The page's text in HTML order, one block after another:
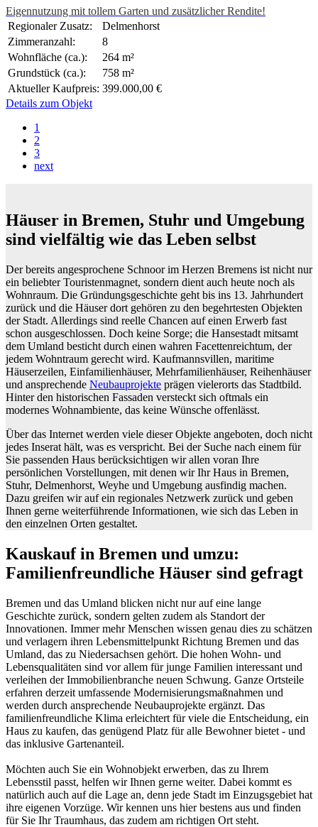
Eigennutzung mit tollem Garten und zusätzlicher Rendite!
Regionaler Zusatz:
Delmenhorst
Zimmeranzahl:
8
Wohnfläche (ca.):
264 m²
Grundstück (ca.):
758 m²
Aktueller Kaufpreis: 399.000,00 €
Details zum Objekt
1
2
3
next
Häuser in Bremen, Stuhr und Umgebung
sind vielfältig wie das Leben selbst
Der bereits angesprochene Schnoor im Herzen Bremens ist nicht nur
ein beliebter Touristenmagnet, sondern dient auch heute noch als
Wohnraum. Die Gründungsgeschichte geht bis ins 13. Jahrhundert
zurück und die Häuser dort gehören zu den begehrtesten Objekten
der Stadt. Allerdings sind reelle Chancen auf einen Erwerb fast
schon ausgeschlossen. Doch keine Sorge; die Hansestadt mitsamt
dem Umland besticht durch einen wahren Facettenreichtum, der
jedem Wohntraum gerecht wird. Kaufmannsvillen, maritime
Häuserzeilen, Einfamilienhäuser, Mehrfamilienhäuser, Reihenhäuser
und ansprechende Neubauprojekte prägen vielerorts das Stadtbild.
Hinter den historischen Fassaden versteckt sich oftmals ein
modernes Wohnambiente, das keine Wünsche offenlässt.
Über das Internet werden viele dieser Objekte angeboten, doch nicht
jedes Inserat hält, was es verspricht. Bei der Suche nach einem für
Sie passenden Haus berücksichtigen wir allen voran Ihre
persönlichen Vorstellungen, mit denen wir Ihr Haus in Bremen,
Stuhr, Delmenhorst, Weyhe und Umgebung ausfindig machen.
Dazu greifen wir auf ein regionales Netzwerk zurück und geben
Ihnen gerne weiterführende Informationen, wie sich das Leben in
den einzelnen Orten gestaltet.
Kauskauf in Bremen und umzu:
Familienfreundliche Häuser sind gefragt
Bremen und das Umland blicken nicht nur auf eine lange
Geschichte zurück, sondern gelten zudem als Standort der
Innovationen. Immer mehr Menschen wissen genau dies zu schätzen
und verlagern ihren Lebensmittelpunkt Richtung Bremen und das
Umland, das zu Niedersachsen gehört. Die hohen Wohn- und
Lebensqualitäten sind vor allem für junge Familien interessant und
verleihen der Immobilienbranche neuen Schwung. Ganze Ortsteile
erfahren derzeit umfassende Modernisierungsmaßnahmen und
werden durch ansprechende Neubauprojekte ergänzt. Das
familienfreundliche Klima erleichtert für viele die Entscheidung, ein
Haus zu kaufen, das genügend Platz für alle Bewohner bietet - und
das inklusive Gartenanteil.
Möchten auch Sie ein Wohnobjekt erwerben, das zu Ihrem
Lebensstil passt, helfen wir Ihnen gerne weiter. Dabei kommt es
natürlich auch auf die Lage an, denn jede Stadt im Einzugsgebiet hat
ihre eigenen Vorzüge. Wir kennen uns hier bestens aus und finden
für Sie Ihr Traumhaus, das zudem am richtigen Ort steht.